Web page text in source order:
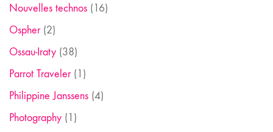
Nouvelles technos (16)
Ospher(2)
Ossau-Iraty (38)
Parrot Traveler(1)
Philippine Janssens (4)
Photography (1)